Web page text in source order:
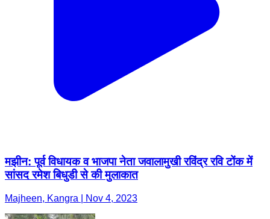
मझीन: पूर्व विधायक व भाजपा नेता जवालामुखी रविंद्र रवि टोंक में
सांसद रमेश बिधुडी से की मुलाकात
Majheen, Kangra | Nov 4, 2023